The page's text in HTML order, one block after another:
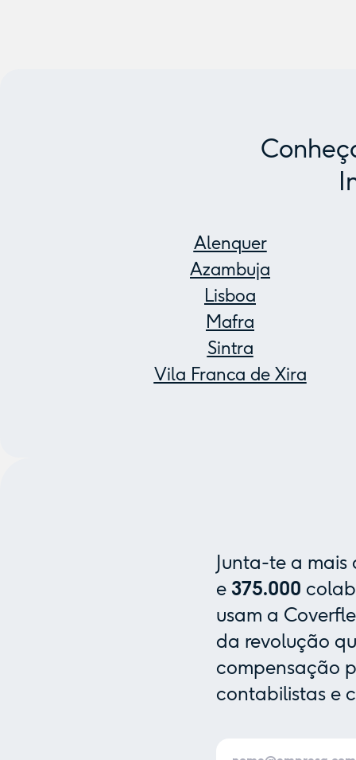
Alenquer
Azambuja
Lisboa
Mafra
Sintra
Vila Franca de Xira
Junta-te a
e 375.000
usam a
da revolução
compensação
contabilistas e